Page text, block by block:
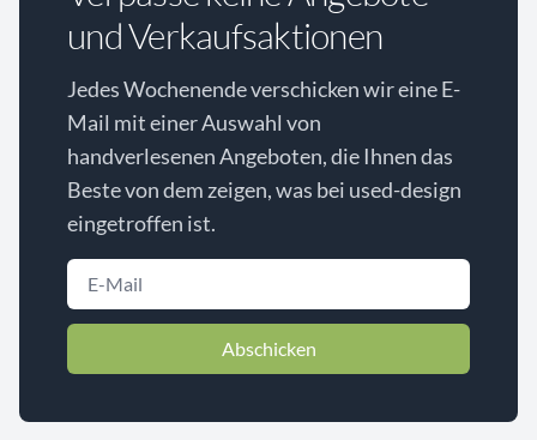
und Verkaufsaktionen
Jedes Wochenende verschicken wir eine E-
Mail mit einer Auswahl von
handverlesenen Angeboten, die Ihnen das
Beste von dem zeigen, was bei used-design
eingetroffen ist.
Abschicken